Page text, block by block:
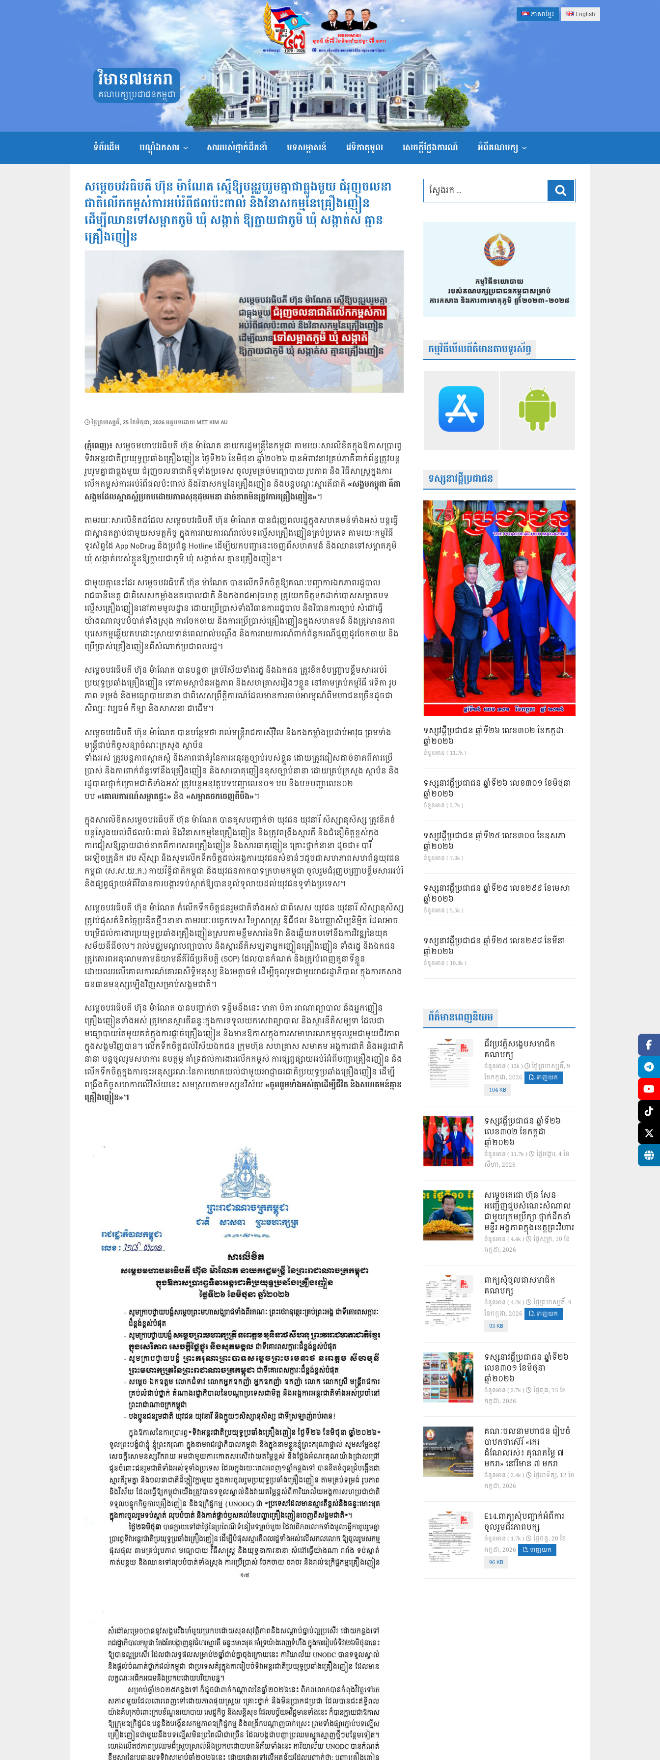
ភាសាខ្មែរ English
វិមាន៧មករា
គណបក្សប្រជាជនកម្ពុជា
ទំព័រដើម បណ្តុំឯកសារ សាររបស់ថ្នាក់ដឹកនាំ បទសម្ភាសន៍ វេទិកាតុមូល សេចក្ដីថ្លែងការណ៍ អំពីគណបក្ស
សម្តេចបវរធិបតី ហ៊ុន ម៉ាណែត ស្នើឱ្យបន្តរួបរួមគ្នាជាធ្លុងមួយ ជំរុញចលនា
ជាតិលើកកម្ពស់ការអប់រំពីផលប៉ះពាល់ និងវិនាសកម្មនៃគ្រឿងញៀន
ដើម្បីឈានទៅសម្អាតភូមិ ឃុំ សង្កាត់ ឱ្យក្លាយជាភូមិ ឃុំ សង្កាត់ស គ្មាន
គ្រឿងញៀន
POSTED
ថ្ងៃ​ព្រហស្បតិ៍, 25 ខែ​មិថុនា, 2026អត្ថបទដោយ MET KIM AU
(ភ្នំពេញ)៖ សម្តេចមហាបវរធិបតី ហ៊ុន ម៉ាណែត នាយករដ្ឋមន្ត្រីនៃកម្ពុជា តាមរយៈសារលិខិតក្នុងឱកាសប្រារព្ធ
ទិវាអន្ដរជាតិប្រយុទ្ធប្រឆាំងគ្រឿងញៀន ថ្ងៃទី២៦ ខែមិថុនា ឆ្នាំ២០២៦ បានអំពាវនាវគ្រប់ភាគីពាក់ព័ន្ធត្រូវបន្ត
រួបរួមគ្នាជាធ្លុងមួយ ជំរុញចលនាជាតិទូទាំងប្រទេស ចូលរួមគ្រប់មធ្យោបាយ រូបភាព និង វិធីសាស្ត្រក្នុងការ
លើកកម្ពស់ការអប់រំពីផលប៉ះពាល់ និងវិនាសកម្មនៃគ្រឿងញៀន និងបន្តបណ្តុះស្មារតីជាតិ«សង្គមកម្ពុជា គឺជា
សង្គមដែលស្អាតស្អំប្រកបដោយភាពសុខុដុមរមនា ដាច់ខាតមិនត្រូវការគ្រឿងញៀន»។
តាមរយៈសារលិខិតដដែល សម្តេចបវរធិបតី ហ៊ុន ម៉ាណែត បានជំរុញពលរដ្ឋក្នុងសហគមន៍ទាំងអស់ បន្តធ្វើ
ជាស្ពានតភ្ជាប់ជាមួយសមត្ថកិច្ច ក្នុងការរាយការណ៍រាល់បទល្មើសគ្រឿងញៀនគ្រប់ប្រភេទ តាមរយៈកម្មវិធី
ទូរស័ព្ទដៃ App NoDrug និងប្រព័ន្ធ Hotline ដើម្បីយកបញ្ហានេះចេញពីសហគមន៍ និងឈានទៅសម្អាតភូមិ
ឃុំ សង្កាត់របស់ខ្លួនឱ្យក្លាយជាភូមិ ឃុំ សង្កាត់ស គ្មានគ្រឿងញៀន។
ជាមួយគ្នានេះដែរ សម្តេចបវរធិបតី ហ៊ុន ម៉ាណែត បានលើកទឹកចិត្តឱ្យគណៈបញ្ជាការឯកភាពរដ្ឋបាល
រាជធានីខេត្ត ជាពិសេសកម្លាំងនគរបាលជាតិ និងកងរាជអាវុធហត្ថ​ ត្រូវយកចិត្តទុកដាក់បោសសម្អាតបទ
ល្មើសគ្រឿងញៀននៅតាមមូលដ្ឋាន ដោយប្រើប្រាស់ទាំងវិធានការរដ្ឋបាល និងវិធានការច្បាប់ សំដៅធ្វើ
យ៉ាងណាលុបបំបាត់ទាំងស្រុង ការចែកចាយ និងការប្រើប្រាស់គ្រឿងញៀនក្នុងសហគមន៍ និងត្រូវមានភាព
បុរេសកម្មឆ្លើយតបដោះស្រាយទាន់ពេលរាល់បណ្ដឹង និងការរាយការណ៍ពាក់ព័ន្ធករណីជួញដូរចែកចាយ និង
ប្រើប្រាស់គ្រឿងញៀនពីសំណាក់ប្រជាពលរដ្ឋ។
សម្តេចបវរធិបតី ហ៊ុន ម៉ាណែត បានបន្តថា គ្រប់វិស័យទាំងរដ្ឋ និងឯកជន ត្រូវខិតខំបញ្ជ្រាបខ្លឹមសារអប់រំ
ប្រយុទ្ធប្រឆាំងគ្រឿងញៀន ទៅតាមស្ថាប័នអង្គភាព និងសហគ្រាសរៀងៗខ្លួន នៅតាមគ្រប់កម្មវិធី វេទិកា រូប
ភាព ទម្រង់ និងមធ្យោបាយនានា ជាពិសេសព្រឹត្តិការណ៍ដែលមានការចាប់អារម្មណ៍ពីមហាជនច្រើនដូចជា
សិល្បៈ វប្បធម៌ កីឡា និងសាសនា ជាដើម។
សម្តេចបវរធិបតី ហ៊ុន ម៉ាណែត បានបន្ថែមថា រាល់មន្ត្រីរាជការស៊ីវិល និងកងកម្លាំងប្រដាប់អាវុធ ព្រមទាំង
មន្ត្រីជាប់កិច្ចសន្យាចំណុះក្រសួង ស្ថាប័ន
ទាំងអស់ ត្រូវបន្តភាពស្អាតស្អំ និងភាពជាគំរូនៃការអនុវត្តច្បាប់របស់ខ្លួន ដោយត្រូវជៀសដាច់ខាតពីការប្រើ
ប្រាស់ និងការពាក់ព័ន្ធទៅនឹងគ្រឿងញៀន​ និងសារធាតុញៀនខុសច្បាប់នានា ដោយគ្រប់ក្រសួង ស្ថាប័ន និង
រដ្ឋបាលថ្នាក់ក្រោមជាតិទាំងអស់ ត្រូវបន្តអនុវត្តបទបញ្ជាលេខ០១ បប និងបទបញ្ជាលេខ០២
បប«គោលការណ៍សម្អាតផ្ទះ» និង «សម្អាតចកចេញពីបឹង»។
ក្នុងសារលិខិតសម្តេចបវរធិបតី ហ៊ុន ម៉ាណែត បានគូសបញ្ជាក់ថា យុវជន យុវនារី សិស្សានុសិស្ស ត្រូវខិតខំ
បន្តស្វែងយល់ពីផលប៉ះពាល់ និងវិនាសកម្មនៃគ្រឿងញៀន និងត្រូវពង្រឹងស្មារតី និងជំនឿចិត្តខ្ពស់ក្នុង
ការជៀសឱ្យឆ្ងាយដាច់ខាតពីការសេពគ្រឿងញៀន និងសារធាតុញៀន គ្រោះថ្នាក់នានា ដូចជា៖ បារី
អេឡិចត្រូនិក វេប ស៊ីស្សា និងសូមលើកទឹកចិត្តដល់អង្គការយុវជនសំខាន់ៗដូចជាសហភាពសហព័ន្ធយុវជន
កម្ពុជា (ស.ស.យ.ក.) កាយរឹទ្ធិជាតិកម្ពុជា និងយុវជនកាកបាទក្រហមកម្ពុជា ចូលរួមជំរុញបញ្ជ្រាបខ្លឹមសារអប់រំ
និងផ្សព្វផ្សាយអំពីវិធានការបង្ការទប់ស្កាត់ឱ្យបានទូលំទូលាយដល់យុវជនទូទាំងប្រទេស។
សម្តេចបវរធិបតី ហ៊ុន ម៉ាណែត ក៏លើកទឹកចិត្តជនរួមជាតិទាំងអស់ ជាពិសេស យុវជន យុវនារី សិស្សានុសិស្ស
ត្រូវបំផុសគំនិតច្នៃប្រឌិតថ្មីៗនានា តាមរយៈបច្ចេកទេស វិទ្យាសាស្ត្រ ឌីជីថល និងបញ្ញាសិប្បនិម្មិត ដែលអាច
បម្រើដល់ការងារប្រយុទ្ធប្រឆាំងគ្រឿងញៀនស្របតាមខ្លឹមសារនៃទិវា និងឆ្លើយតបទៅនឹងការវិវឌ្ឍនៃយុគ
សម័យឌីជីថល។ រាល់មជ្ឈមណ្ឌលព្យាបាល និងស្ដារនីតិសម្បទាអ្នកញៀនគ្រឿងញៀន ទាំងរដ្ឋ និងឯកជន
ត្រូវគោរពអនុលោមតាមនិយាមនីតិវិធីប្រតិបត្តិ (SOP) ដែលបានកំណត់ និងត្រូវបំពេញតួនាទីខ្លួន
ដោយឈរលើគោលការណ៍គោរពសិទ្ធិមនុស្ស និងមេត្តាធម៌ ដើម្បីចូលរួមជាមួយរាជរដ្ឋាភិបាល ក្នុងការកសាង
ធនធានមនុស្សឡើងវិញសម្រាប់សង្គមជាតិ។
សម្តេចបវរធិបតី ហ៊ុន ម៉ាណែត បានបញ្ជាក់ថា ទន្ទឹមនឹងនេះ មាតា បិតា អាណាព្យាបាល និងអ្នកញៀន
គ្រឿងញៀនទាំងអស់ ត្រូវមានស្មារតីឆន្ទៈក្នុងការទទួលយកសេវាព្យាបាល និងស្តារនីតិសម្បទា ដែលជា
មធ្យោបាយតែមួយគត់ក្នុងការផ្តាច់គ្រឿងញៀន និងមានឱកាសក្នុងការសមាហរណកម្មចូលរួមជាមួយជីវភាព
ក្នុងសង្គមវិញបាន។ លើកទឹកចិត្តដល់វិស័យឯកជន ក្រុមហ៊ុន សហគ្រាស សមាគម អង្គការជាតិ និងអន្តរជាតិ
នានា បន្តចូលរួមសហការ ឧបត្ថម្ភ គាំទ្រដល់ការងារលើកកម្ពស់ ការផ្សព្វផ្សាយអប់រំអំពីបញ្ហាគ្រឿងញៀន និង
លើកទឹកចិត្តក្នុងការចុះអនុស្សរណៈនៃការយោគយល់ជាមួយអាជ្ញាធរជាតិប្រយុទ្ធប្រឆាំងគ្រឿងញៀន ដើម្បី
ពង្រឹងកិច្ចសហការលើវិស័យនេះ សមស្របតាមទស្សនវិស័យ«ចូលរួមទាំងអស់គ្នាដើម្បីជីវិត និងសហគមន៍គ្មាន
គ្រឿងញៀន»៕
កម្មវិធីមើលព័ត៌មានតាមទូរស័ព្វ
ទស្សនាវដ្តីប្រជាជន
ទស្សវដ្តីប្រជាជន ឆ្នាំទី២៦ លេខ៣០២ ខែកក្កដា
ឆ្នាំ២០២៦
ចំនួនអាន ( 11.7k )
ទស្សនាវដ្ដីប្រជាជន ឆ្នាំទី២៦ លេខ៣០១ ខែមិថុនា
ឆ្នាំ២០២៦
ចំនួនអាន ( 2.7k )
ទស្សវដ្តីប្រជាជន ឆ្នាំទី២៥ លេខ៣០០ ខែឧសភា
ឆ្នាំ២០២៦
ចំនួនអាន ( 7.3k )
ទស្សនាវដ្ដីប្រជាជន ឆ្នាំទី២៥ លេខ២៩៩ ខែមេសា
ឆ្នាំ២០២៦
ចំនួនអាន ( 5.5k )
ទស្សនាវដ្ដីប្រជាជន ឆ្នាំទី២៥ លេខ២៩៨ ខែមីនា
ឆ្នាំ២០២៦
ចំនួនអាន ( 10.3k )
ព័ត៌មានពេញនិយម
ជីវប្រវត្តិសង្ខេបសមាជិក
គណបក្ស
ចំនួនអាន ( 12k )
ថ្ងៃ​ព្រហស្បតិ៍, 9
ខែ​កក្កដា, 2026
ទាញយក
104 KB
ទស្សវដ្តីប្រជាជន ឆ្នាំទី២៦
លេខ៣០២ ខែកក្កដា
ឆ្នាំ២០២៦
ចំនួនអាន ( 11.7k )
ថ្ងៃ​អង្គារ, 4 ខែ​
សីហា, 2026
សម្តេចតេជោ ហ៊ុន សែន
អញ្ជើញជួបសំណេះសំណាល
ជាមួយក្រុមប្រឹក្សា ថ្នាក់ដឹកនាំ
មន្ទីរ អង្គភាពក្នុងខេត្តព្រះវិហារ
ចំនួនអាន ( 4.4k )
ថ្ងៃ​សុក្រ, 10 ខែ​
កក្កដា, 2026
ពាក្យសុំចូលជាសមាជិក
គណបក្ស
ចំនួនអាន ( 4.2k )
ថ្ងៃ​ព្រហស្បតិ៍, 9
ខែ​កក្កដា, 2026
ទាញយក
93 KB
ទស្សនាវដ្ដីប្រជាជន ឆ្នាំទី២៦
លេខ៣០១ ខែមិថុនា
ឆ្នាំ២០២៦
ចំនួនអាន ( 2.7k )
ថ្ងៃ​ពុធ, 15 ខែ​
កក្កដា, 2026
គណៈចលនាមហាជន រៀបចំ
បាឋកថាស៊េរី «កេរ
ដំណែលរស់៖ គុណតម្លៃ ៧
មករា» នៅវិមាន ៧ មករា
ចំនួនអាន ( 2.4k )
ថ្ងៃ​អាទិត្យ, 12 ខែ​
កក្កដា, 2026
E14.ពាក្យសុំបញ្ជាក់អំពីការ
ចូលរួមជីវភាពបក្ស
ចំនួនអាន ( 1.7k )
ថ្ងៃ​ចន្ទ, 20 ខែ​
កក្កដា, 2026
ទាញយក
96 KB